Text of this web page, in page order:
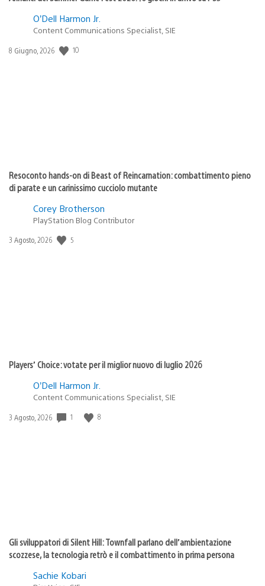
O’Dell Harmon Jr.
Content Communications Specialist, SIE
Data
8 Giugno, 2026 10
Resoconto hands-on di Beast of Reincarnation: combattimento pieno
di parate e un carinissimo cucciolo mutante
Corey Brotherson
PlayStation Blog Contributor
Data
3 Agosto, 2026 5
Players’ Choice: votate per il miglior nuovo di luglio 2026
O’Dell Harmon Jr.
Content Communications Specialist, SIE
Data
3 Agosto, 2026 1 8
Gli sviluppatori di Silent Hill: Townfall parlano dell’ambientazione
scozzese, la tecnologia retrò e il combattimento in prima persona
Sachie Kobari